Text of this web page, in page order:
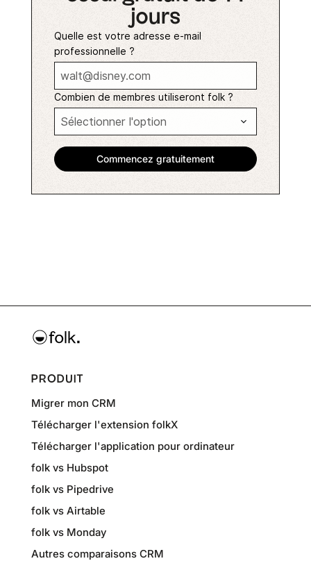
jours
Quelle est votre adresse e-mail
professionnelle ?
Combien de membres utiliseront folk ?
PRODUIT
Migrer mon CRM
Télécharger l'extension folkX
Télécharger l'application pour ordinateur
folk vs Hubspot
folk vs Pipedrive
folk vs Airtable
folk vs Monday
Autres comparaisons CRM